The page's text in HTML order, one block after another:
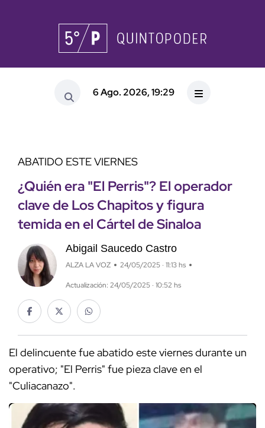
6 Ago. 2026, 19:29
ABATIDO ESTE VIERNES
¿Quién era "El Perris"? El operador
clave de Los Chapitos y figura
temida en el Cártel de Sinaloa
Abigail Saucedo Castro
ALZA LA VOZ 24/05/2025 · 11:13 hs
Actualización: 24/05/2025 · 10:52 hs
El delincuente fue abatido este viernes durante un
operativo; "El Perris" fue pieza clave en el
"Culiacanazo".